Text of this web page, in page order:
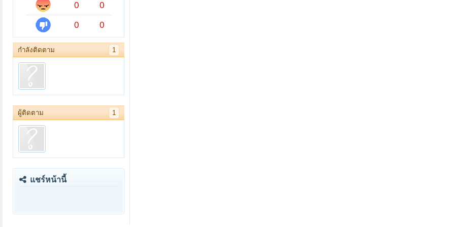
0
0
0
0
กำลังติดตาม 1
ผู้ติดตาม 1
แชร์หน้านี้